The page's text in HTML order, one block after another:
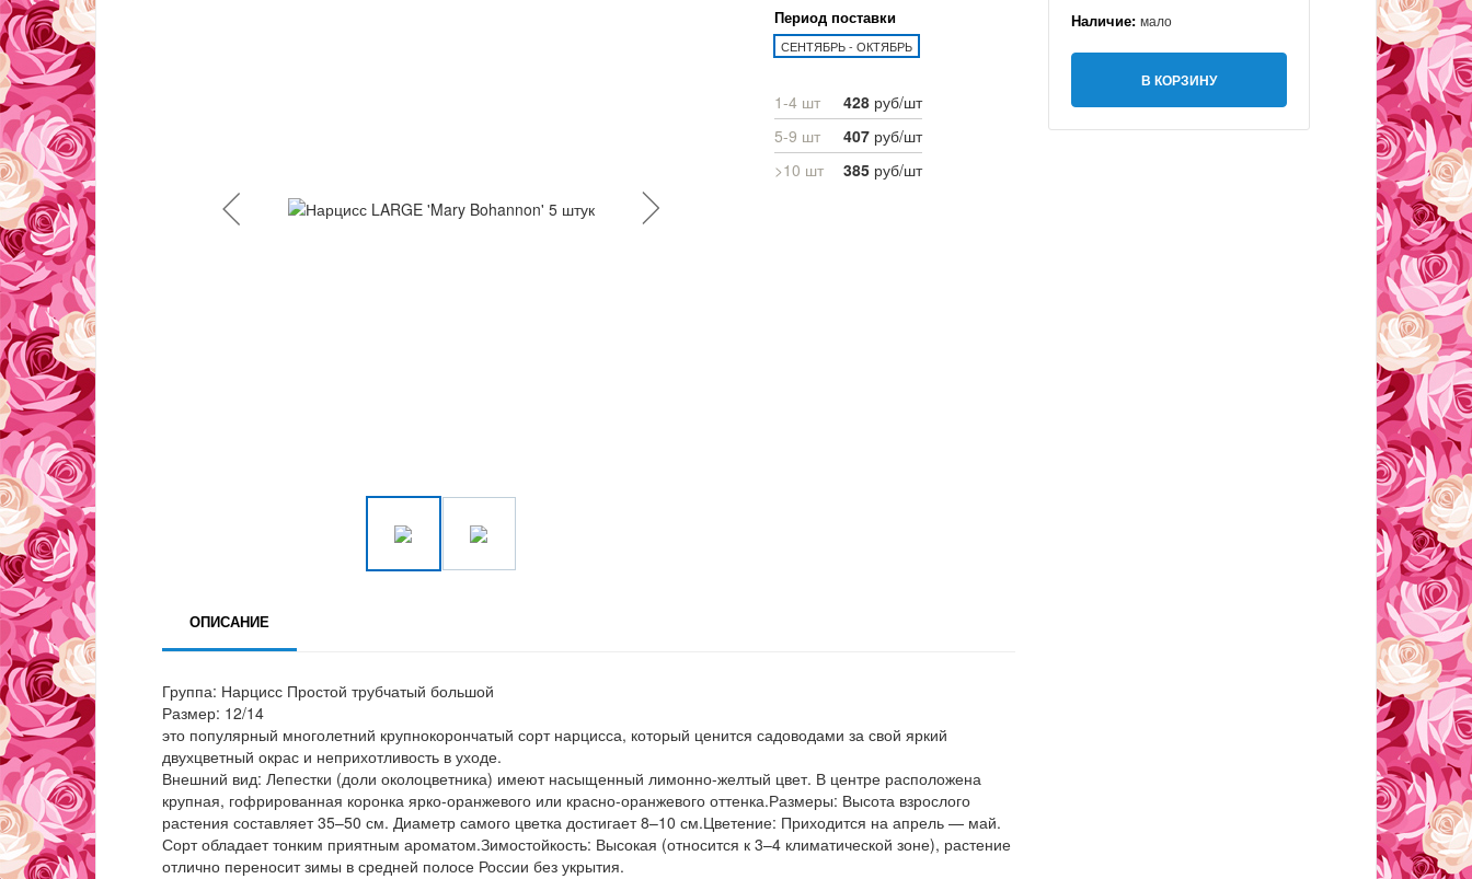
Период поставки
СЕНТЯБРЬ - ОКТЯБРЬ
1-4 шт 428 руб/шт
5-9 шт
407 руб/шт
>10 шт
385 руб/шт
Наличие: мало
В КОРЗИНУ
ОПИСАНИЕ
Группа: Нарцисс Простой трубчатый большой
Размер: 12/14
это популярный многолетний крупнокорончатый сорт нарцисса, который ценится садоводами за свой яркий
двухцветный окрас и неприхотливость в уходе.
Внешний вид: Лепестки (доли околоцветника) имеют насыщенный лимонно-желтый цвет. В центре расположена
крупная, гофрированная коронка ярко-оранжевого или красно-оранжевого оттенка.Размеры: Высота взрослого
растения составляет 35–50 см. Диаметр самого цветка достигает 8–10 см.Цветение: Приходится на апрель — май.
Сорт обладает тонким приятным ароматом.Зимостойкость: Высокая (относится к 3–4 климатической зоне), растение
отлично переносит зимы в средней полосе России без укрытия.